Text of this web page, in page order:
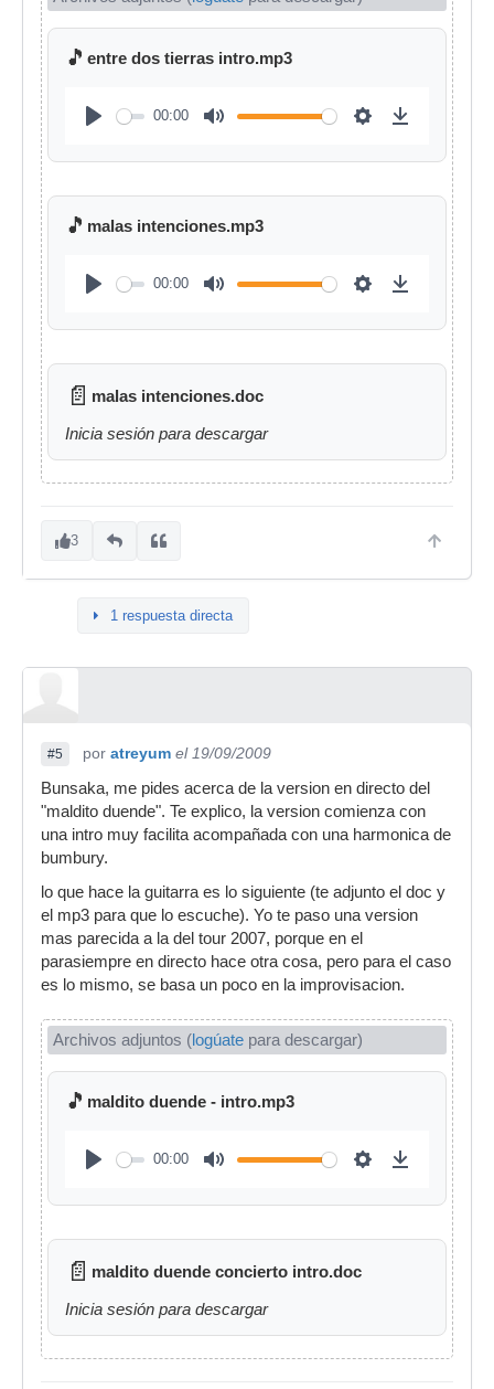
🎵 entre dos tierras intro.mp3
00:00
🎵 malas intenciones.mp3
00:00
📄 malas intenciones.doc
Inicia sesión para descargar
3
1 respuesta directa
#5 por atreyum el 19/09/2009
Bunsaka, me pides acerca de la version en directo del
"maldito duende". Te explico, la version comienza con
una intro muy facilita acompañada con una harmonica de
bumbury.
lo que hace la guitarra es lo siguiente (te adjunto el doc y
el mp3 para que lo escuche). Yo te paso una version
mas parecida a la del tour 2007, porque en el
parasiempre en directo hace otra cosa, pero para el caso
es lo mismo, se basa un poco en la improvisacion.
Archivos adjuntos (logúate para descargar)
🎵 maldito duende - intro.mp3
00:00
📄 maldito duende concierto intro.doc
Inicia sesión para descargar